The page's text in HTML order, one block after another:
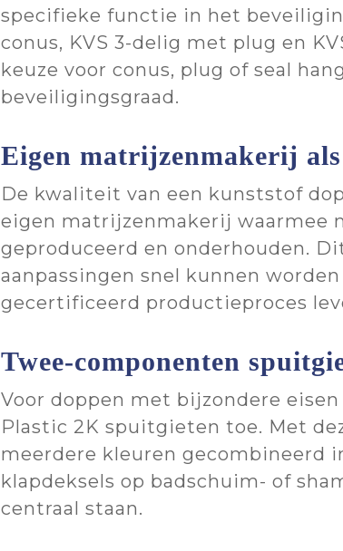
specifieke functie in het
conus, KVS 3-delig met plug en
keuze voor conus, plug of seal
beveiligingsgraad.
Eigen matrijzenmakerij
De kwaliteit van een kunststof
eigen matrijzenmakerij waarmee
geproduceerd en onderhouden.
aanpassingen snel kunnen
gecertificeerd productieproces
Twee-componenten
Voor doppen met bijzondere
Plastic 2K spuitgieten toe. Met
meerdere kleuren gecombineerd
klapdeksels op badschuim- of
centraal staan.